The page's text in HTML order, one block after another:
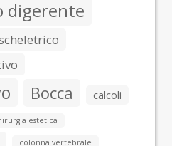
digerente
Bocca
calcoli
estetica
colonna vertebrale